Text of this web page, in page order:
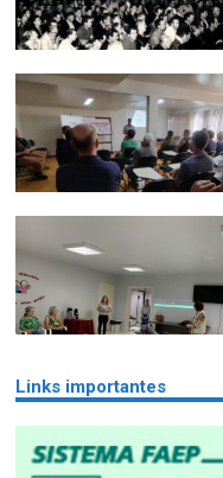
Links importantes